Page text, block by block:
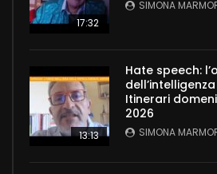
17:32
SIMONA
13:13
Hate speech:
Itinerari
2026
SIMONA